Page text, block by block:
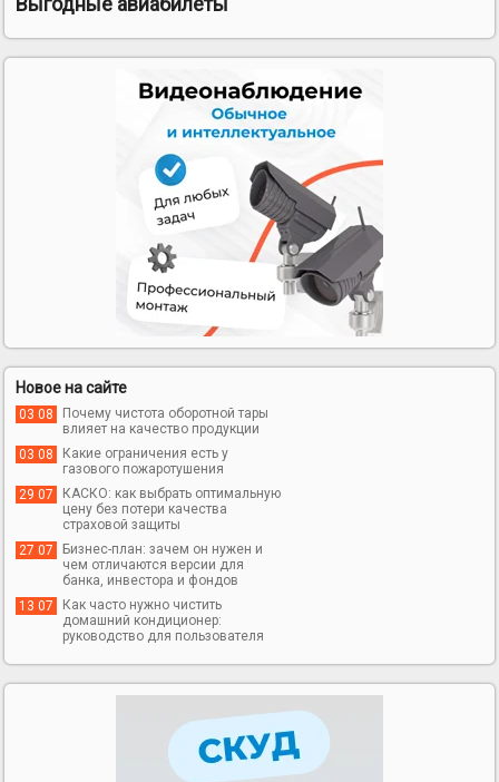
Новое на сайте
03 08
Почему чистота оборотной тары
влияет на качество продукции
03 08
Какие ограничения есть у
газового пожаротушения
29 07
КАСКО: как выбрать оптимальную
цену без потери качества
страховой защиты
27 07
Бизнес-план: зачем он нужен и
чем отличаются версии для
банка, инвестора и фондов
13 07
Как часто нужно чистить
домашний кондиционер:
руководство для пользователя